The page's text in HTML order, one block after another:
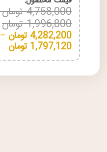
4,758,000تومان
1,996,800تومان
4,282,200 تومان –
1,797,120 تومان